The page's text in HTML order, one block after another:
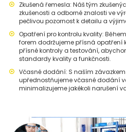
Zkušená řemesla: Náš tým
zkušenosti a odborné znalosti ve
pečlivou pozornost k detailu a
Opatření pro kontrolu kvality:
forem dodržujeme přísná opatření
přísné kontroly a testování,
standardy kvality a funkčnosti.
Včasné dodání: S naším
upřednostňujeme včasné dodání
minimalizujeme jakékoli narušení